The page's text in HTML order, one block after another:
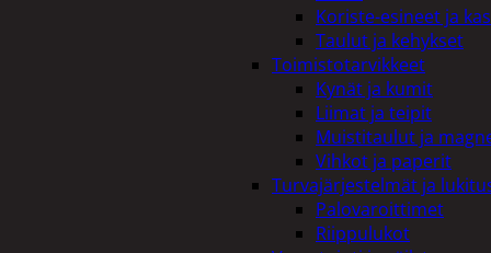
Koriste-esineet ja
Taulut ja kehykset
Toimistotarvikkeet
Kynät ja kumit
Liimat ja teipit
Muistitaulut ja
Vihkot ja paperit
Turvajärjestelmät ja
Palovaroittimet
Riippulukot